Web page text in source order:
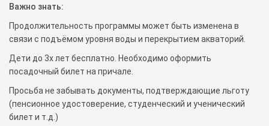
Важно знать:
Продолжительность программы может быть изменена в
связи с подъёмом уровня воды и перекрытием акваторий.
Дети до 3х лет бесплатно. Необходимо оформить
посадочный билет на причале.
Просьба не забывать документы, подтверждающие льготу
(пенсионное удостоверение, студенческий и ученический
билет и т.д.)